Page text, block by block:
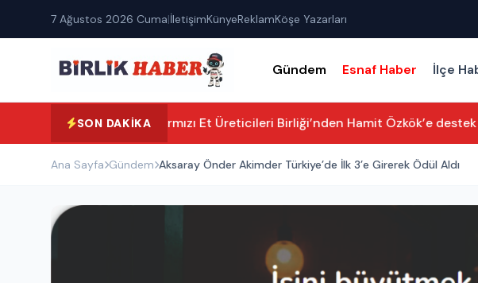
7 Ağustos 2026 Cuma|İletişimKünyeReklamKöşe Yazarları
Gündem Esnaf Haber İlçe
SON DAKIKA
Aksaray Kırmızı Et Üreticileri Birliği’nden Hamit Özkök’e destek
Ana Sayfa Gündem Aksaray Önder Akimder Türkiye’de İlk 3’e Girerek Ödül Aldı